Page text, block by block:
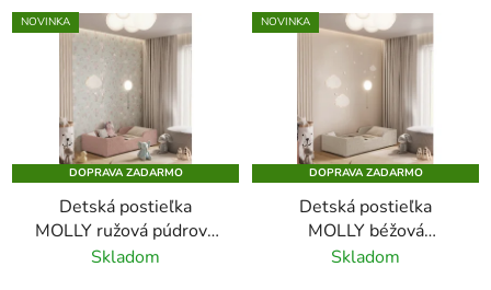
NOVINKA
DOPRAVA ZADARMO
Detská postieľka
MOLLY ružová púdrová
70x140
Skladom
NOVINKA
DOPRAVA ZADARMO
Detská postieľka
MOLLY béžová
keksíková 70x140
Skladom